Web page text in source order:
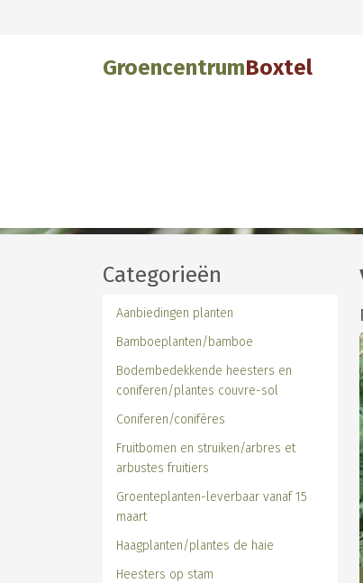
GroencentrumBoxtel
Categorieën
Aanbiedingen planten
Bamboeplanten/bamboe
Bodembedekkende heesters en
coniferen/plantes couvre-sol
Coniferen/conifères
Fruitbomen en struiken/arbres et
arbustes fruitiers
Groenteplanten-leverbaar vanaf 15
maart
Haagplanten/plantes de haie
Heesters op stam